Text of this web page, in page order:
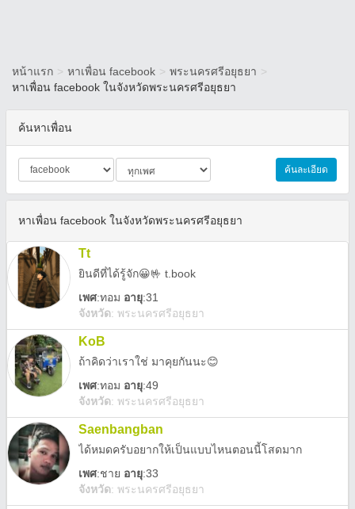
หน้าแรก > หาเพื่อน facebook > พระนครศรีอยุธยา >
หาเพื่อน facebook ในจังหวัดพระนครศรีอยุธยา
ค้นหาเพื่อน
ค้นละเอียด
หาเพื่อน facebook ในจังหวัดพระนครศรีอยุธยา
Tt
ยินดีที่ได้รู้จัก😀🤟 t.book
เพศ:ทอม อายุ:31
จังหวัด: พระนครศรีอยุธยา
KoB
ถ้าคิดว่าเราใช่ มาคุยกันนะ😊
เพศ:ทอม อายุ:49
จังหวัด: พระนครศรีอยุธยา
Saenbangban
ได้หมดครับอยากให้เป็นแบบไหนตอนนี้โสดมาก
เพศ:ชาย อายุ:33
จังหวัด: พระนครศรีอยุธยา